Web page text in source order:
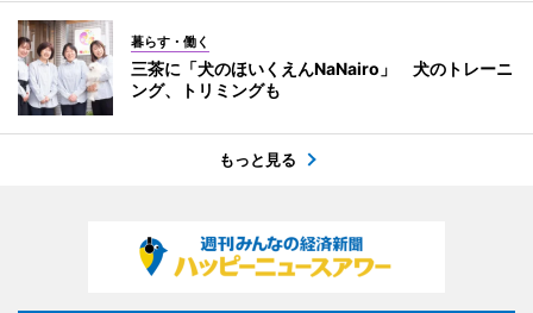
暮らす・働く
三茶に「犬のほいくえんNaNairo」 犬のトレーニ
ング、トリミングも
もっと見る